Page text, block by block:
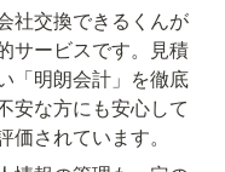
社交換できるくんが
サービスです。見積
「明朗会計」を徹底
安な方にも安心して
されています。